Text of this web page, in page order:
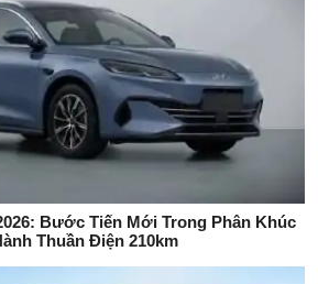
Bước Tiến Mới Trong Phân Khúc
Thuần Điện 210km